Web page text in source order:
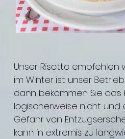
Unser Risotto empfehlen
im Winter ist unser
dann bekommen Sie das
logischerweise nicht
Gefahr von
kann in extremis zu